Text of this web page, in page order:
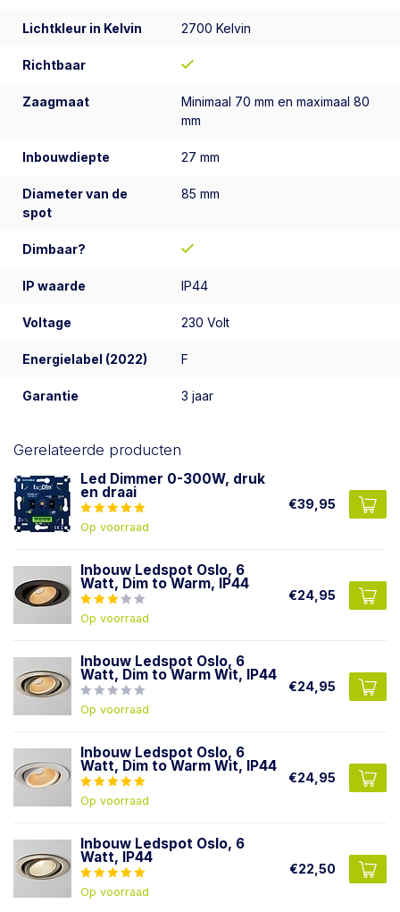
Lichtkleur in Kelvin 2700 Kelvin
Richtbaar
Zaagmaat
Minimaal 70 mm en maximaal 80
mm
Inbouwdiepte 27 mm
Diameter van de
spot
85 mm
Dimbaar?
IP waarde IP44
Voltage 230 Volt
Energielabel (2022) F
Garantie 3 jaar
Gerelateerde producten
Led Dimmer 0-300W, druk
en draai
Op voorraad
€39,95
Inbouw Ledspot Oslo, 6
Watt, Dim to Warm, IP44
Op voorraad
€24,95
Inbouw Ledspot Oslo, 6
Watt, Dim to Warm Wit, IP44
Op voorraad
€24,95
Inbouw Ledspot Oslo, 6
Watt, Dim to Warm Wit, IP44
Op voorraad
€24,95
Inbouw Ledspot Oslo, 6
Watt, IP44
Op voorraad
€22,50